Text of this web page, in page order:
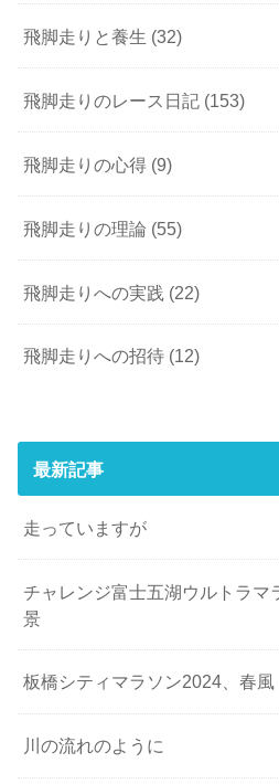
飛脚走りと養生 (32)
飛脚走りのレース日記 (153)
飛脚走りの心得 (9)
飛脚走りの理論 (55)
飛脚走りへの実践 (22)
飛脚走りへの招待 (12)
最新記事
走っていますが
チャレンジ富士五湖ウルトラマ
景
板橋シティマラソン2024、春風
川の流れのように